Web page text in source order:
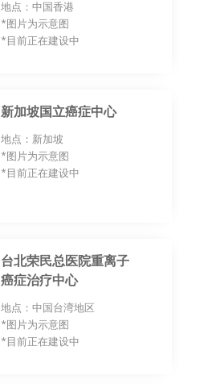
地点：中国香港
*图片为示意图
*目前正在建设中
新加坡国立癌症中心
地点：新加坡
*图片为示意图
*目前正在建设中
台北荣民总医院重离子
癌症治疗中心
地点：中国台湾地区
*图片为示意图
*目前正在建设中